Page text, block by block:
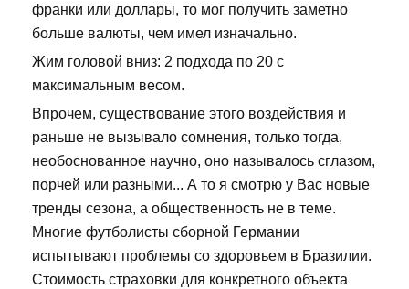
франки или доллары, то мог получить заметно
больше валюты, чем имел изначально.
Жим головой вниз: 2 подхода по 20 с
максимальным весом.
Впрочем, существование этого воздействия и
раньше не вызывало сомнения, только тогда,
необоснованное научно, оно называлось сглазом,
порчей или разными... А то я смотрю у Вас новые
тренды сезона, а общественность не в теме.
Многие футболисты сборной Германии
испытывают проблемы со здоровьем в Бразилии.
Стоимость страховки для конкретного объекта